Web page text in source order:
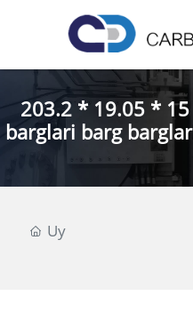
203.2 * 19.05 *
barglari barg
Uy